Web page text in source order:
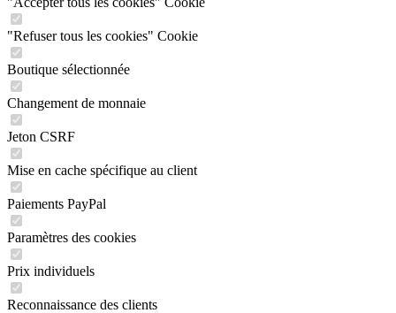
"Refuser tous les cookies" Cookie
Boutique sélectionnée
Changement de monnaie
Jeton CSRF
Mise en cache spécifique au client
Paiements PayPal
Paramètres des cookies
Prix individuels
Reconnaissance des clients